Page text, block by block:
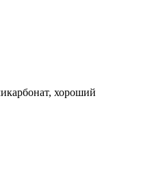
хороший